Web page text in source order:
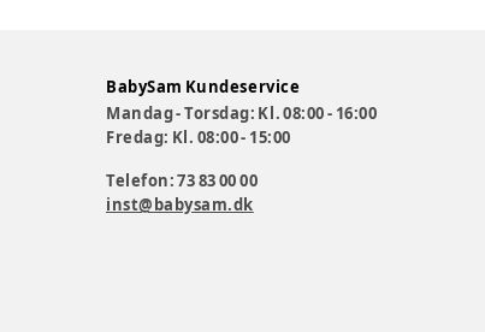
BabySam Kundeservice
Mandag - Torsdag: Kl. 08:00 - 16:00
Fredag: Kl. 08:00 - 15:00
Telefon: 73 83 00 00
inst@babysam.dk